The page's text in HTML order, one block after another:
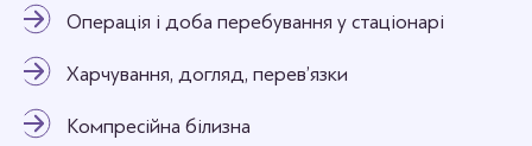
Операція і доба перебування у стаціонарі
Харчування, догляд, перев’язки
Компресійна білизна